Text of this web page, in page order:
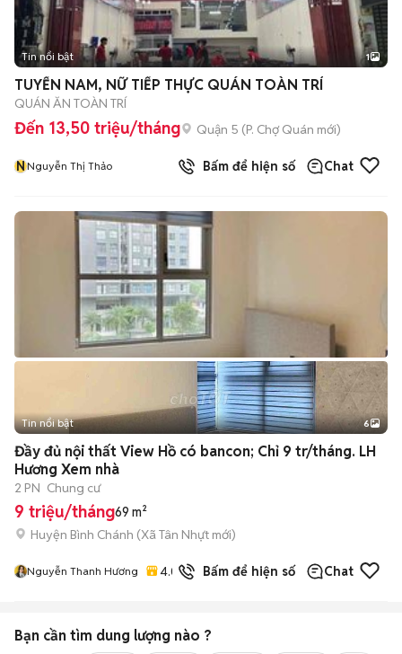
Tin nổi bật 1
TUYỂN NAM, NỮ TIẾP THỰC QUÁN TOÀN TRÍ
QUÁN ĂN TOÀN TRÍ
Đến 13,50 triệu/tháng Quận 5 (P. Chợ Quán mới)
NNguyễn Thị Thảo Bấm để hiện số Chat
+2
Tin nổi bật 6
Đầy đủ nội thất View Hồ có bancon; Chỉ 9 tr/tháng. LH
Hương Xem nhà
2 PN Chung cư
9 triệu/tháng69 m²
Huyện Bình Chánh (Xã Tân Nhựt mới)
Nguyễn Thanh Hương 4.0 Bấm để hiện số Chat
Bạn cần tìm dung lượng nào ?